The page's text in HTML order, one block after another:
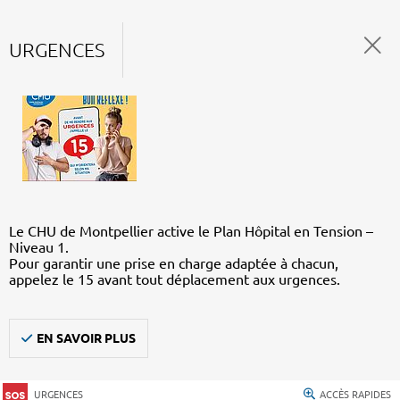
URGENCES
Le CHU de Montpellier active le Plan Hôpital en Tension –
Niveau 1.
Pour garantir une prise en charge adaptée à chacun,
appelez le 15 avant tout déplacement aux urgences.
EN SAVOIR PLUS
URGENCES ACCÈS RAPIDES